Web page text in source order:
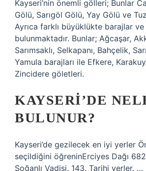
Kayseri’nin önemli gölleri; Bunlar
Gölü, Sarıgöl Gölü, Yay Gölü ve
Ayrıca farklı büyüklükte barajlar
bulunmaktadır. Bunlar; Ağcaşar,
Sarımsaklı, Selkapanı, Bahçelik,
Yamula barajları ile Efkere,
Zincidere göletleri.
KAYSERI’DE
BULUNUR?
Kayseri’de gezilecek en iyi yerler
seçildiğini öğreninErciyes Dağı
Soğanlı Vadisi. 143. Tarihi yerler.